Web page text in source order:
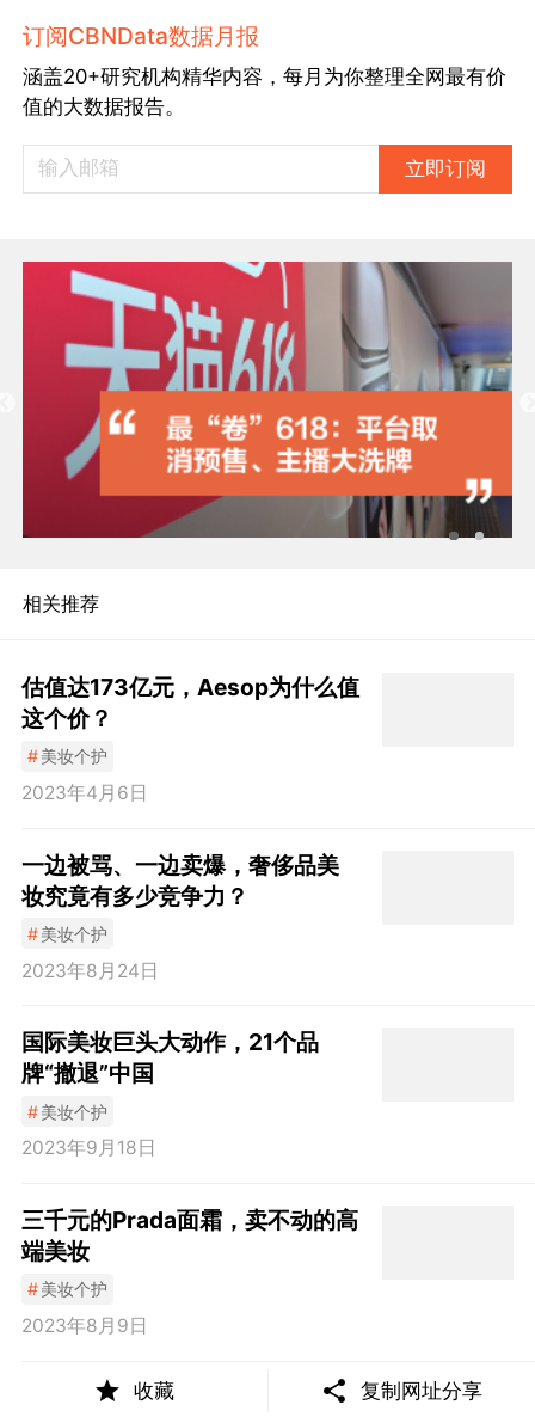
订阅CBNData数据月报
涵盖20+研究机构精华内容，每月为你整理全网最有价
值的大数据报告。
立即订阅
相关推荐
估值达173亿元，Aesop为什么值
这个价？
#美妆个护
2023年4月6日
一边被骂、一边卖爆，奢侈品美
妆究竟有多少竞争力？
#美妆个护
2023年8月24日
国际美妆巨头大动作，21个品
牌“撤退”中国
#美妆个护
2023年9月18日
三千元的Prada面霜，卖不动的高
端美妆
#美妆个护
2023年8月9日
收藏 复制网址分享